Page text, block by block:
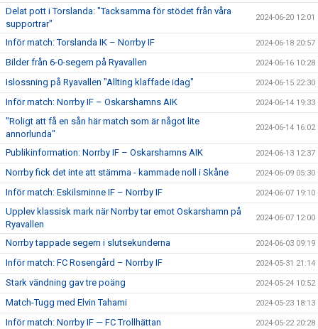
Delat pott i Torslanda: "Tacksamma för stödet från våra
supportrar"
2024-06-20 12:01
Inför match: Torslanda IK – Norrby IF 2024-06-18 20:57
Bilder från 6-0-segern på Ryavallen 2024-06-16 10:28
Islossning på Ryavallen "Allting klaffade idag" 2024-06-15 22:30
Inför match: Norrby IF – Oskarshamns AIK 2024-06-14 19:33
"Roligt att få en sån här match som är något lite
annorlunda"
2024-06-14 16:02
Publikinformation: Norrby IF – Oskarshamns AIK 2024-06-13 12:37
Norrby fick det inte att stämma - kammade noll i Skåne 2024-06-09 05:30
Inför match: Eskilsminne IF – Norrby IF 2024-06-07 19:10
Upplev klassisk mark när Norrby tar emot Oskarshamn på
Ryavallen
2024-06-07 12:00
Norrby tappade segern i slutsekunderna 2024-06-03 09:19
Inför match: FC Rosengård – Norrby IF 2024-05-31 21:14
Stark vändning gav tre poäng 2024-05-24 10:52
Match-Tugg med Elvin Tahami 2024-05-23 18:13
Inför match: Norrby IF — FC Trollhättan 2024-05-22 20:28